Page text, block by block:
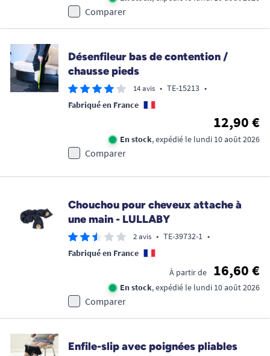
Comparer
Désenfileur bas de contention /
chausse pieds
14 avis • TE-15213 •
Fabriqué en France
12,90 €
En stock, expédié le lundi 10 août 2026
Comparer
Chouchou pour cheveux attache à
une main - LULLABY
2 avis • TE-39732-1 •
Fabriqué en France
À partir de
16,60 €
En stock, expédié le lundi 10 août 2026
Comparer
Enfile-slip avec poignées pliables